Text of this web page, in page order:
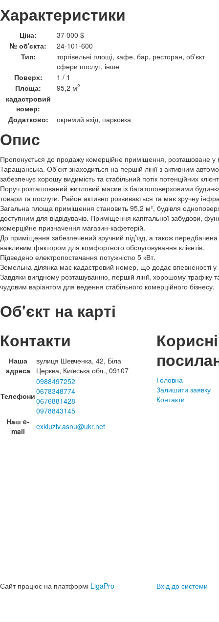
Характеристики
Ціна:
37 000 $
№ об'єкта:
24-101-600
Тип:
торгівельні площі, кафе, бар, ресторан, об'єкт
сфери послуг, інше
Поверх:
1 / 1
Площа:
95,2 м2
кадастровий
номер:
Додатково:
окремий вхід, парковка
Опис
Пропонується до продажу комерційне приміщення, розташоване у
Таращанська. Об’єкт знаходиться на першій лінії з активним
забезпечує хорошу видимість та стабільний потік потенційних
Поруч розташований житловий масив із багатоповерховими
товари та послуги. Район активно розвивається та має зручну
Загальна площа приміщення становить 95,2 м², будівля
доступним для відвідувачів. Приміщення капітальної забудови,
комерційне призначення магазин-кафетерій.
До приміщення забезпечений зручний під’їзд, а також
важливим фактором для комфортного обслуговування клієнтів.
Підведено електропостачання потужністю 5 кВт.
Земельна ділянка має кадастровий номер, що додає впевненості у
Завдяки вигідному розташуванню, першій лінії, хорошому трафіку
чудовим варіантом для ведення стабільного комерційного бізнесу.
Об'єкт на карті
Контакти
Наша
адреса
вулиця Шевченка, 42, Біла
Церква, Київська обл., 09107
Телефони
0988497252
0678348774
0676881428
0978843145
Наш e-
mail
exkluziv.asnu@ukr.net
Корисні
Головна
Залишити заявку
Контакти
Сайт працює на платформі LigaPro Вхід до системи